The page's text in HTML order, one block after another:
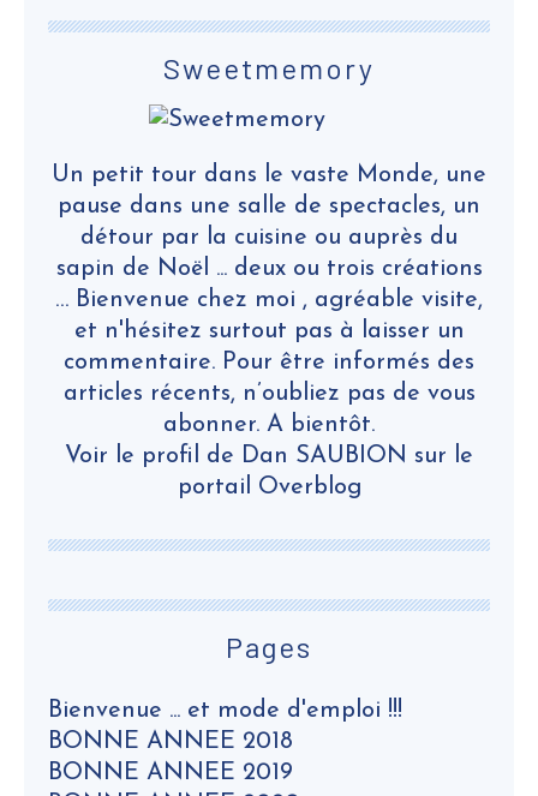
Pages
Bienvenue ... et mode d'emploi !!!
BONNE ANNEE 2018
BONNE ANNEE 2019
Sweetmemory
Un petit tour dans le vaste Monde, une
pause dans une salle de spectacles, un
détour par la cuisine ou auprès du
sapin de Noël ... deux ou trois créations
… Bienvenue chez moi , agréable visite,
et n'hésitez surtout pas à laisser un
commentaire. Pour être informés des
articles récents, n’oubliez pas de vous
abonner. A bientôt.
Voir le profil de Dan SAUBION sur le
portail Overblog